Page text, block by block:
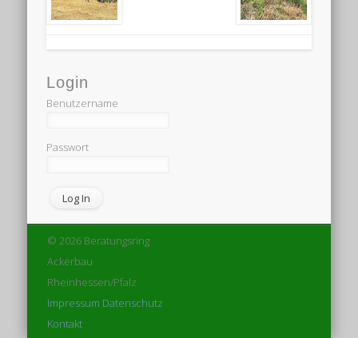
Login
Benutzername
Passwort
© 2026 Beratungsring
Ackerbau
Rheinhessen/Pfalz
Impressum Datenschutz
Kontakt